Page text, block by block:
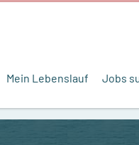
Mein Lebenslauf Jobs